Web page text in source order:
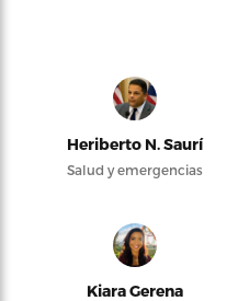
Heriberto N. Saurí
Salud y emergencias
Kiara Gerena